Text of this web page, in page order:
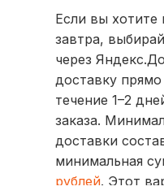
Если вы хотите
завтра,
через
доставку
течение 1–2
заказа.
доставки
минимальная
рублей. Этот